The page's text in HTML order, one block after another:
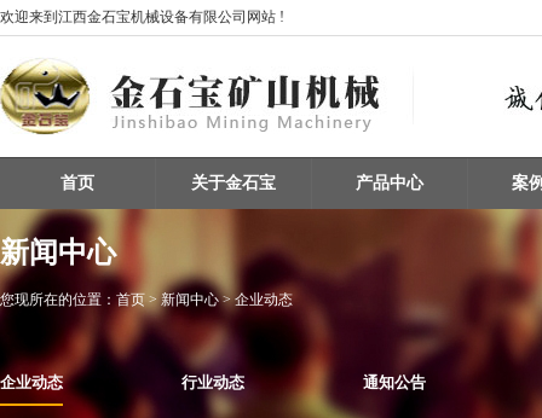
欢迎来到江西金石宝机械设备有限公司网站 !
首页 关于金石宝 产品中心 案
新闻中心
您现所在的位置： 首页 > 新闻中心 > 企业动态
企业动态 行业动态 通知公告